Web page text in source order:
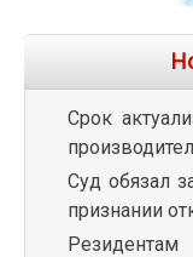
Срок
Суд обязал
признании